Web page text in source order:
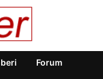
Forum